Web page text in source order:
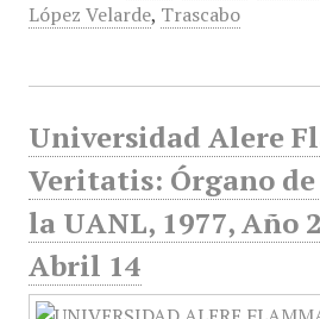
López Velarde, Trascabo
Universidad Alere
Veritatis: Órgano
la UANL, 1977, Año
Abril 14